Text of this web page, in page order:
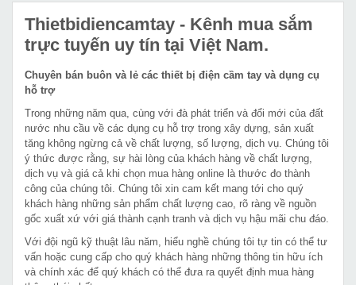
Thietbidiencamtay - Kênh mua sắm
trực tuyến uy tín tại Việt Nam.
Chuyên bán buôn và lẻ các thiết bị điện cầm tay và dụng cụ
hỗ trợ
Trong những năm qua, cùng với đà phát triển và đổi mới của đất
nước nhu cầu về các dụng cụ hỗ trợ trong xây dựng, sản xuất
tăng không ngừng cả về chất lượng, số lượng, dịch vụ. Chúng tôi
ý thức được rằng, sự hài lòng của khách hàng về chất lượng,
dịch vụ và giá cả khi chọn mua hàng online là thước đo thành
công của chúng tôi. Chúng tôi xin cam kết mang tới cho quý
khách hàng những sản phẩm chất lượng cao, rõ ràng về nguồn
gốc xuất xứ với giá thành cạnh tranh và dịch vụ hậu mãi chu đáo.
Với đội ngũ kỹ thuật lâu năm, hiểu nghề chúng tôi tự tin có thể tư
vấn hoặc cung cấp cho quý khách hàng những thông tin hữu ích
và chính xác để quý khách có thể đưa ra quyết định mua hàng